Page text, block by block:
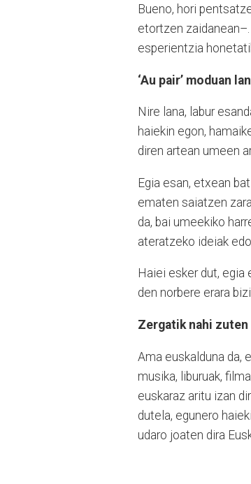
Bueno, hori
etortzen
esperientzia
‘Au pair’ moduan
Nire lana, labur
haiekin egon,
diren artean umeen
Egia esan, etxean
ematen saiatzen
da, bai umeekiko
ateratzeko ideiak
Haiei esker dut, egia
den norbere erara
Zergatik nahi zuten
Ama euskalduna da,
musika, liburuak,
euskaraz aritu izan
dutela, egunero
udaro joaten dira